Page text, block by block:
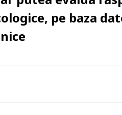
pe baza